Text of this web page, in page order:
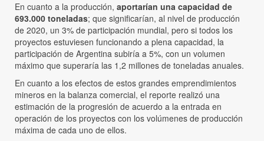
En cuanto a la producción, aportarían una capacidad de
693.000 toneladas; que significarían, al nivel de producción
de 2020, un 3% de participación mundial, pero si todos los
proyectos estuviesen funcionando a plena capacidad, la
participación de Argentina subiría a 5%, con un volumen
máximo que superaría las 1,2 millones de toneladas anuales.
En cuanto a los efectos de estos grandes emprendimientos
mineros en la balanza comercial, el reporte realizó una
estimación de la progresión de acuerdo a la entrada en
operación de los proyectos con los volúmenes de producción
máxima de cada uno de ellos.